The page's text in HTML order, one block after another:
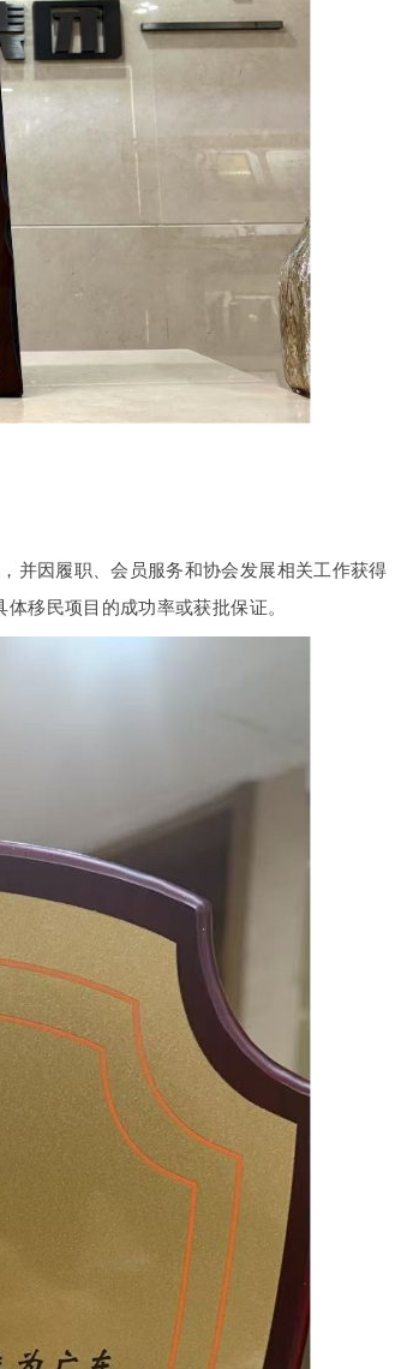
并因履职、会员服务和协会发展相关工作获得
移民项目的成功率或获批保证。